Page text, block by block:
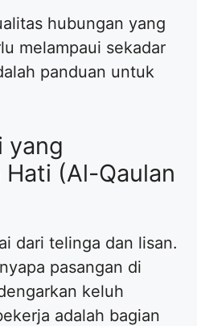
hubungan yang
melampaui sekadar
panduan untuk
yang
(Al-Qaulan
dari telinga dan lisan.
pasangan di
keluh
adalah bagian